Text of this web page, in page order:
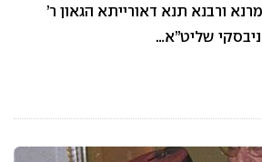
ורבנא תנא דאורייתא הגאון ר’
שליט”א…